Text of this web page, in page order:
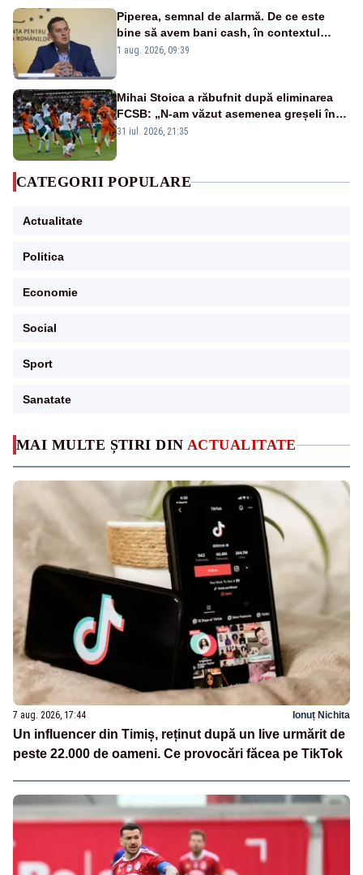
MAI MULTE ȘTIRI DIN ACTUALITATE
7 aug. 2026, 17:44 Ionuț Nichita
Un influencer din Timiș, reținut după un live urmărit de
peste 22.000 de oameni. Ce provocări făcea pe TikTok
Piperea, semnal de alarmă. De ce este
bine să avem bani cash, în contextul
alertei energetice?
1 aug. 2026, 09:39
Mihai Stoica a răbufnit după eliminarea
FCSB: „N-am văzut asemenea greșeli în
190 de meciuri europene”
31 iul. 2026, 21:35
CATEGORII POPULARE
Actualitate
Politica
Economie
Social
Sport
Sanatate